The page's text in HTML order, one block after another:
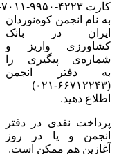
به نام انجمن کوه‌نوردان
ایران در بانک
کشاورزی واریز و
شماره‌ی پیگیری را
به دفتر انجمن
(۶۶۷۱۲۲۴۳-۰۲۱)
اطلاع دهید.
پرداخت نقدی در دفتر
انجمن و یا در روز
آغازین هم ممکن است.